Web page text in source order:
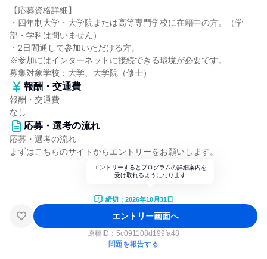
【応募資格詳細】
・四年制大学・大学院または高等専門学校に在籍中の方。（学
部・学科は問いません）
・2日間通して参加いただける方。
※参加にはインターネットに接続できる環境が必要です。
募集対象学校：大学、大学院（修士）
報酬・交通費
報酬・交通費
なし
応募・選考の流れ
応募・選考の流れ
まずはこちらのサイトからエントリーをお願いします。
エントリーするとプログラムの詳細案内を
受け取れるようになります
締切：2026年10月31日
エントリー画面へ
原稿ID： 5c091108d199fa48
問題を報告する